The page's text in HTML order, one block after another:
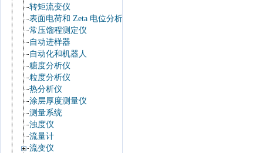
转矩流变仪
表面电荷和 Zeta 电位分析仪
常压馏程测定仪
自动进样器
自动化和机器人
糖度分析仪
粒度分析仪
热分析仪
涂层厚度测量仪
测量系统
浊度仪
流量计
流变仪